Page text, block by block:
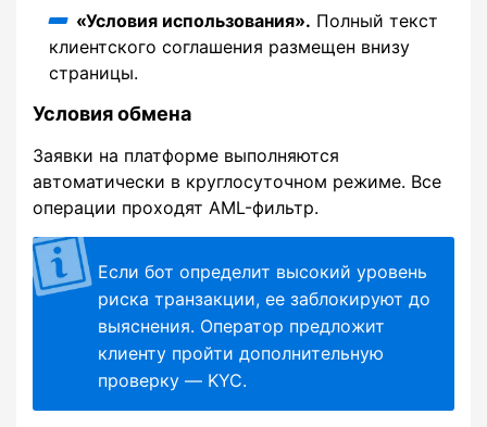
«Условия использования». Полный текст
клиентского соглашения размещен внизу
страницы.
Условия обмена
Заявки на платформе выполняются
автоматически в круглосуточном режиме. Все
операции проходят AML-фильтр.
Если бот определит высокий уровень
риска транзакции, ее заблокируют до
выяснения. Оператор предложит
клиенту пройти дополнительную
проверку — KYC.